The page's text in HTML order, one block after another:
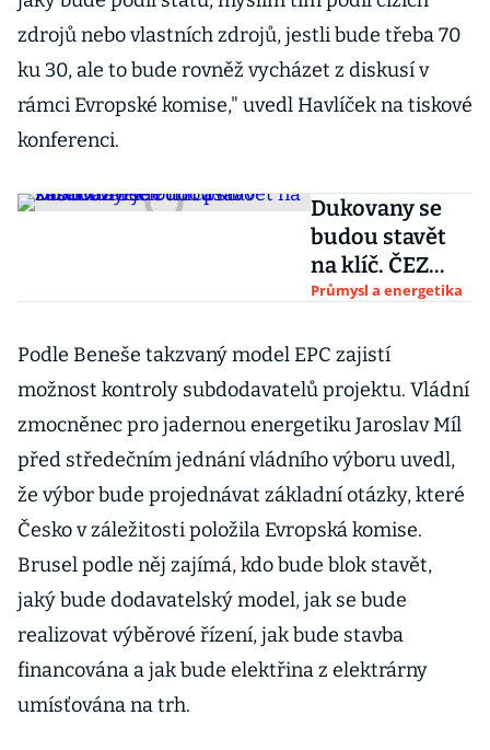
zdrojů nebo vlastních zdrojů, jestli bude třeba 70
ku 30, ale to bude rovněž vycházet z diskusí v
rámci Evropské komise," uvedl Havlíček na tiskové
konferenci.
Dukovany se
budou stavět
na klíč. ČEZ
bude mít právo
do části
subdodávek
Průmysl a energetika
Podle Beneše takzvaný model EPC zajistí
možnost kontroly subdodavatelů projektu. Vládní
zmocněnec pro jadernou energetiku Jaroslav Míl
před středečním jednání vládního výboru uvedl,
že výbor bude projednávat základní otázky, které
Česko v záležitosti položila Evropská komise.
Brusel podle něj zajímá, kdo bude blok stavět,
jaký bude dodavatelský model, jak se bude
realizovat výběrové řízení, jak bude stavba
financována a jak bude elektřina z elektrárny
umísťována na trh.